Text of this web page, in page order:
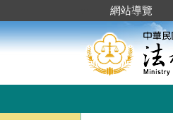
到
主
要
網站導覽